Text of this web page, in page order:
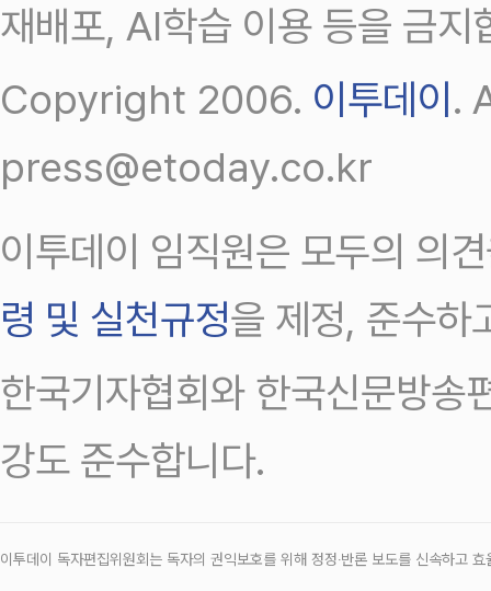
재배포, AI학습 이용 등을 금지
Copyright 2006. 이투데이.
press@etoday.co.kr
이투데이 임직원은 모두의 의
령 및 실천규정을 제정, 준수하
한국기자협회와 한국신문방송
강도 준수합니다.
이투데이 독자편집위원회는 독자의 권익보호를 위해 정정‧반론 보도를 신속하고